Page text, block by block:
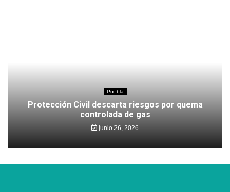
Puebla
Protección Civil descarta riesgos por quema
controlada de gas
junio 26, 2026